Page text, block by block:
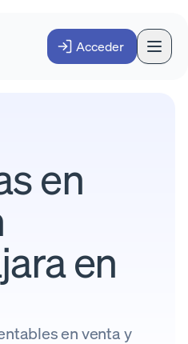
Acceder
en
en
en venta y